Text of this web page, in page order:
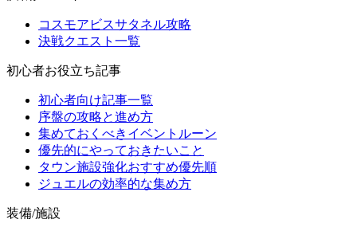
コスモアビスサタネル攻略
決戦クエスト一覧
初心者お役立ち記事
初心者向け記事一覧
序盤の攻略と進め方
集めておくべきイベントルーン
優先的にやっておきたいこと
タウン施設強化おすすめ優先順
ジュエルの効率的な集め方
装備/施設